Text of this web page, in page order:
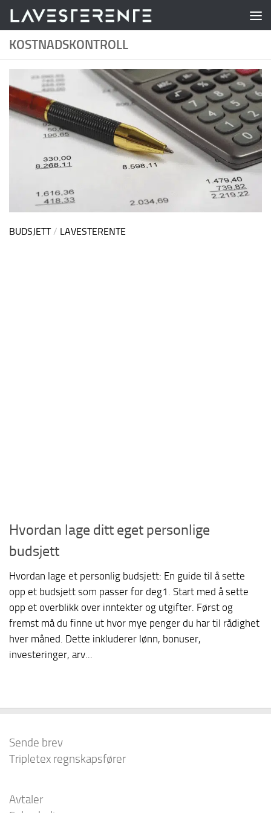
Skip to content
KOSTNADSKONTROLL
BUDSJETT/ LAVESTERENTE
Hvordan lage ditt eget personlige
budsjett
Hvordan lage et personlig budsjett: En guide til å sette
opp et budsjett som passer for deg1. Start med å sette
opp et overblikk over inntekter og utgifter. Først og
fremst må du finne ut hvor mye penger du har til rådighet
hver måned. Dette inkluderer lønn, bonuser,
investeringer, arv...
Sende brev
Tripletex regnskapsfører
Avtaler